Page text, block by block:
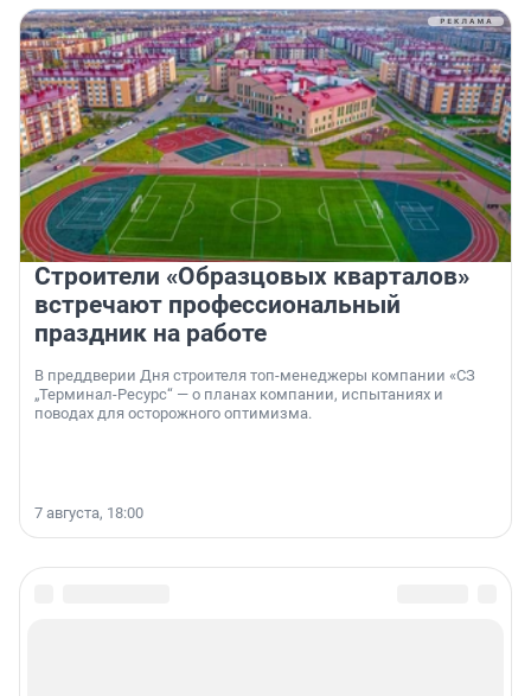
Строители «Образцовых кварталов»
встречают профессиональный
праздник на работе
В преддверии Дня строителя топ-менеджеры компании «СЗ
„Терминал-Ресурс“ — о планах компании, испытаниях и
поводах для осторожного оптимизма.
7 августа, 18:00